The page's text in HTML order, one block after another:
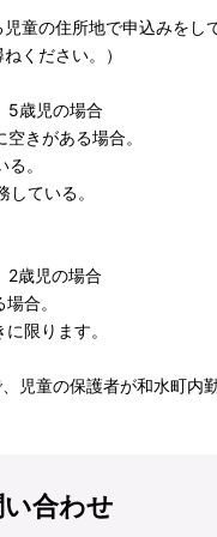
の住所地で申込みをして
ください。）
歳児の場合
きがある場合。
。
ている。
2歳児の場合
合。
限ります。
童の保護者が和水町内
合わせ